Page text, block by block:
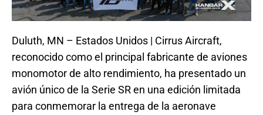
Duluth, MN – Estados Unidos | Cirrus Aircraft,
reconocido como el principal fabricante de aviones
monomotor de alto rendimiento, ha presentado un
avión único de la Serie SR en una edición limitada
para conmemorar la entrega de la aeronave